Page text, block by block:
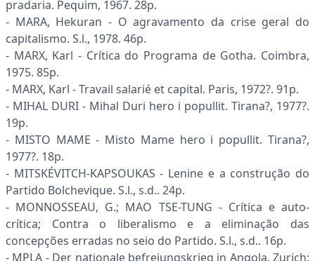
pradaria. Pequim, 1967. 28p.
- MARA, Hekuran - O agravamento da crise geral do
capitalismo. S.l., 1978. 46p.
- MARX, Karl - Crítica do Programa de Gotha. Coimbra,
1975. 85p.
- MARX, Karl - Travail salarié et capital. Paris, 1972?. 91p.
- MIHAL DURI - Mihal Duri hero i popullit. Tirana?, 1977?.
19p.
- MISTO MAME - Misto Mame hero i popullit. Tirana?,
1977?. 18p.
- MITSKÉVITCH-KAPSOUKAS - Lenine e a construção do
Partido Bolchevique. S.l., s.d.. 24p.
- MONNOSSEAU, G.; MAO TSE-TUNG - Crítica e auto-
crítica; Contra o liberalismo e a eliminação das
concepções erradas no seio do Partido. S.l., s.d.. 16p.
- MPLA - Der nationale befreiungskrieg in Angola. Zurich: